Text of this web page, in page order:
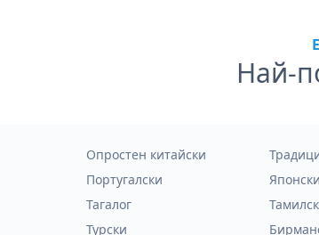
Най-
Опростен китайски
Португалски Японски
Тагалог
Турски